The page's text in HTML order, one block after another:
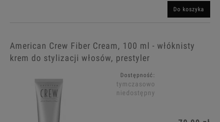
Do koszyka
American Crew Fiber Cream, 100 ml - włóknisty
krem do stylizacji włosów, prestyler
Dostępność:
tymczasowo
niedostępny